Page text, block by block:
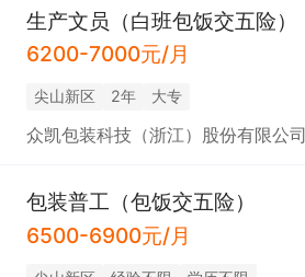
生产文员（白班包饭交五险）
6200-7000元/月
尖山新区 2年 大专
众凯包装科技（浙江）股份有限公司
包装普工（包饭交五险）
6500-6900元/月